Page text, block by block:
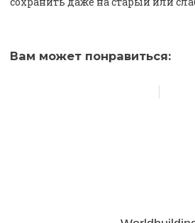
Вам может понравиться: